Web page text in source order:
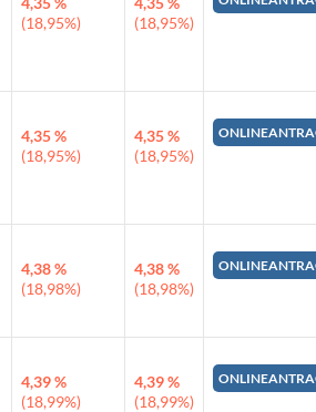
(18,95%)
(18,95%)
4,35 %
(18,95%)
4,35 %
(18,95%)
4,38 %
(18,98%)
4,38 %
(18,98%)
4,39 %
(18,99%)
4,39 %
(18,99%)